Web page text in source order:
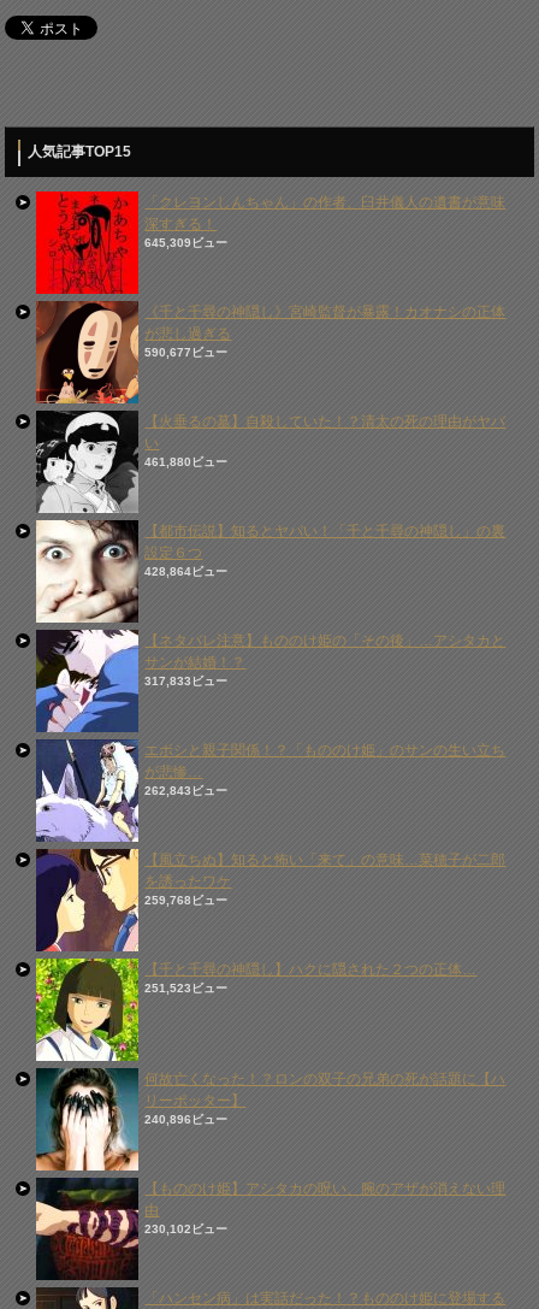
人気記事TOP15
「クレヨンしんちゃん」の作者、臼井儀人の遺書が意味
深すぎる！
645,309ビュー
《千と千尋の神隠し》宮崎監督が暴露！カオナシの正体
が悲し過ぎる
590,677ビュー
【火垂るの墓】自殺していた！？清太の死の理由がヤバ
い
461,880ビュー
【都市伝説】知るとヤバい！「千と千尋の神隠し」の裏
設定６つ
428,864ビュー
【ネタバレ注意】もののけ姫の「その後」…アシタカと
サンが結婚！？
317,833ビュー
エボシと親子関係！？「もののけ姫」のサンの生い立ち
が悲惨…
262,843ビュー
【風立ちぬ】知ると怖い「来て」の意味…菜穂子が二郎
を誘ったワケ
259,768ビュー
【千と千尋の神隠し】ハクに隠された２つの正体…
251,523ビュー
何故亡くなった！？ロンの双子の兄弟の死が話題に【ハ
リーポッター】
240,896ビュー
【もののけ姫】アシタカの呪い、腕のアザが消えない理
由
230,102ビュー
「ハンセン病」は実話だった！？もののけ姫に登場する